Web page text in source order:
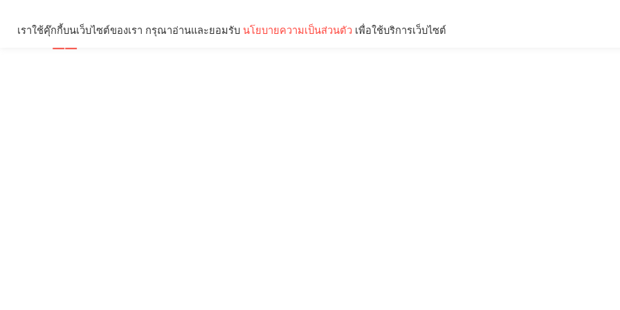
เราใช้คุ๊กกี้บนเว็บไซต์ของเรา กรุณาอ่านและยอมรับ นโยบายความเป็นส่วนตัว เพื่อใช้บริการเว็บไซต์